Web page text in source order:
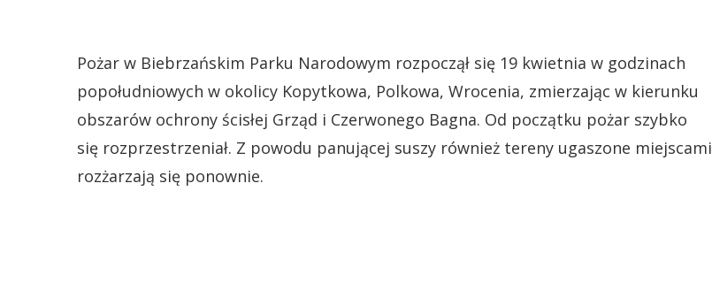
Pożar w Biebrzańskim Parku Narodowym rozpoczął się 19 kwietnia w godzinach
popołudniowych w okolicy Kopytkowa, Polkowa, Wrocenia, zmierzając w kierunku
obszarów ochrony ścisłej Grząd i Czerwonego Bagna. Od początku pożar szybko
się rozprzestrzeniał. Z powodu panującej suszy również tereny ugaszone miejscami
rozżarzają się ponownie.